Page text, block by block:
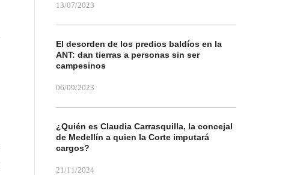
13/07/2023
El desorden de los predios baldíos en la
ANT: dan tierras a personas sin ser
campesinos
06/09/2023
¿Quién es Claudia Carrasquilla, la concejal
de Medellín a quien la Corte imputará
cargos?
21/11/2024